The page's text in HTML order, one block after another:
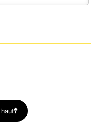
haut